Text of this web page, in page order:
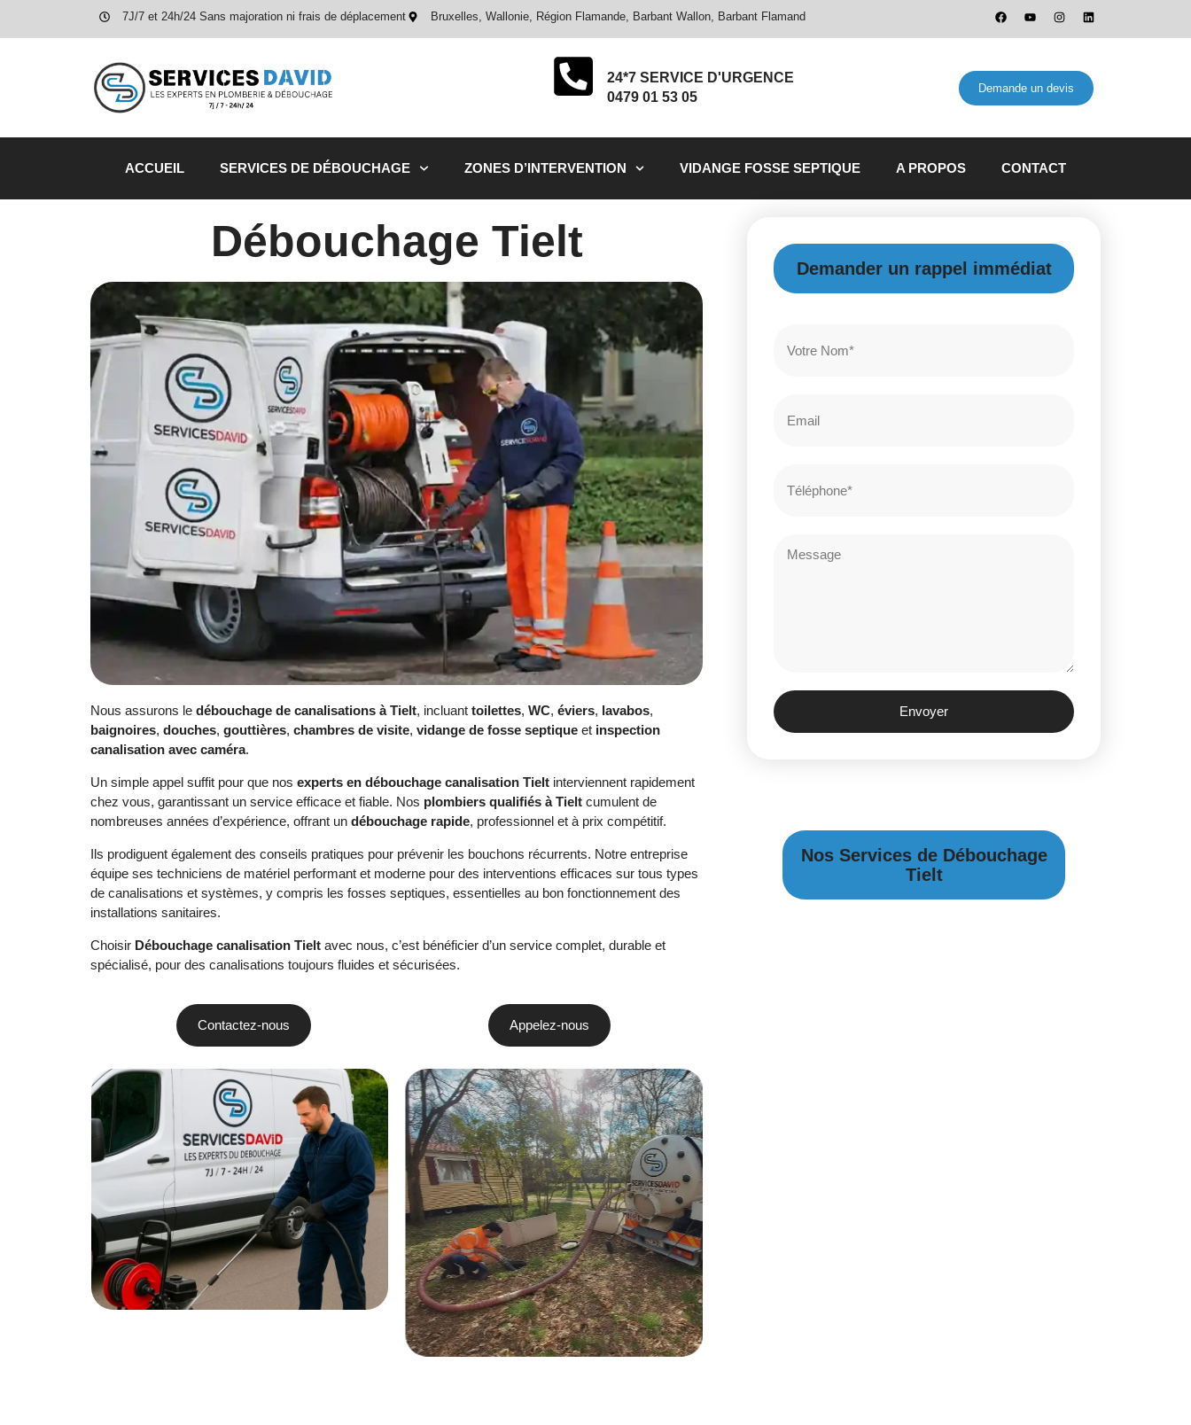
7J/7 et 24h/24 Sans majoration ni frais de déplacement Bruxelles, Wallonie, Région Flamande, Barbant Wallon, Barbant Flamand
24*7 SERVICE D'URGENCE
0479 01 53 05
Demande un devis
ACCUEIL SERVICES DE DÉBOUCHAGE ZONES D’INTERVENTION VIDANGE FOSSE SEPTIQUE A PROPOS CONTACT
Débouchage Tielt
Nous assurons le débouchage de canalisations à Tielt, incluant toilettes, WC, éviers, lavabos,
baignoires, douches, gouttières, chambres de visite, vidange de fosse septique et inspection
canalisation avec caméra.
Un simple appel suffit pour que nos experts en débouchage canalisation Tielt interviennent rapidement
chez vous, garantissant un service efficace et fiable. Nos plombiers qualifiés à Tielt cumulent de
nombreuses années d’expérience, offrant un débouchage rapide, professionnel et à prix compétitif.
Ils prodiguent également des conseils pratiques pour prévenir les bouchons récurrents. Notre entreprise
équipe ses techniciens de matériel performant et moderne pour des interventions efficaces sur tous types
de canalisations et systèmes, y compris les fosses septiques, essentielles au bon fonctionnement des
installations sanitaires.
Choisir Débouchage canalisation Tielt avec nous, c’est bénéficier d’un service complet, durable et
spécialisé, pour des canalisations toujours fluides et sécurisées.
Contactez-nous Appelez-nous
Demander un rappel immédiat
Envoyer
Nos Services de Débouchage
Tielt